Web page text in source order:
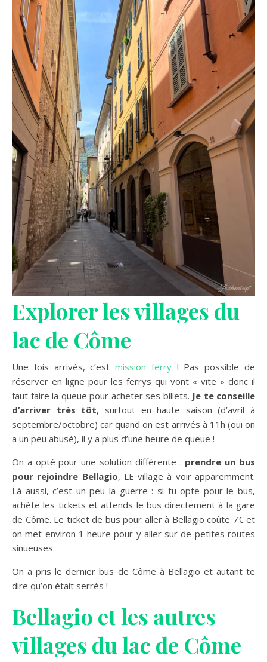
Explorer les villages du
lac de Côme
Une fois arrivés, c’estmission ferry! Pas possible de
réserver en ligne pour les ferrys qui vont « vite » donc il
faut faire la queue pour acheter ses billets. Je te conseille
d’arriver très tôt, surtout en haute saison (d’avril à
septembre/octobre) car quand on est arrivés à 11h (oui on
a un peu abusé), il y a plus d’une heure de queue !
On a opté pour une solution différente : prendre un bus
pour rejoindre Bellagio, LE village à voir apparemment.
Là aussi, c’est un peu la guerre : si tu opte pour le bus,
achète les tickets et attends le bus directement à la gare
de Côme. Le ticket de bus pour aller à Bellagio coûte 7€ et
on met environ 1 heure pour y aller sur de petites routes
sinueuses.
On a pris le dernier bus de Côme à Bellagio et autant te
dire qu’on était serrés !
Bellagio et les autres
villages du lac de Côme